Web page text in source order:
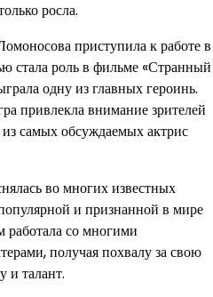
росла.
приступила к работе в
стала роль в фильме «Странный
одну из главных героинь.
привлекла внимание зрителей
самых обсуждаемых актрис
во многих известных
и признанной в мире
работала со многими
получая похвалу за свою
и талант.